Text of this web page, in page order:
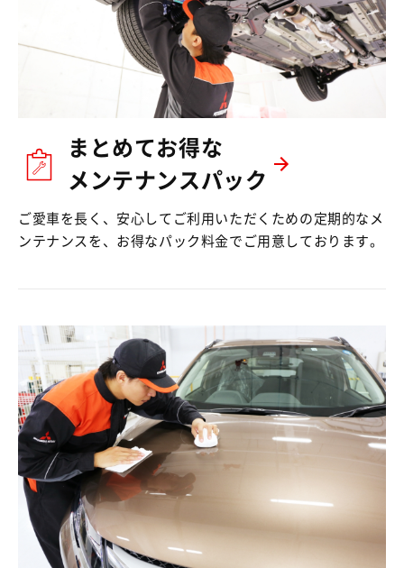
まとめてお得な
メンテナンスパック
ご愛車を長く、安心してご利用いただくための定期的なメ
ンテナンスを、お得なパック料金でご用意しております。